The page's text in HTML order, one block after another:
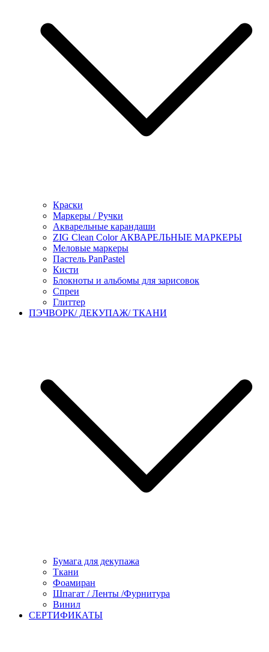
Краски
Маркеры / Ручки
Акварельные карандаши
ZIG Clean Color АКВАРЕЛЬНЫЕ МАРКЕРЫ
Меловые маркеры
Пастель PanPastel
Кисти
Блокноты и альбомы для зарисовок
Спреи
Глиттер
ПЭЧВОРК/ ДЕКУПАЖ/ ТКАНИ
Бумага для декупажа
Ткани
Фоамиран
Шпагат / Ленты /Фурнитура
Винил
СЕРТИФИКАТЫ